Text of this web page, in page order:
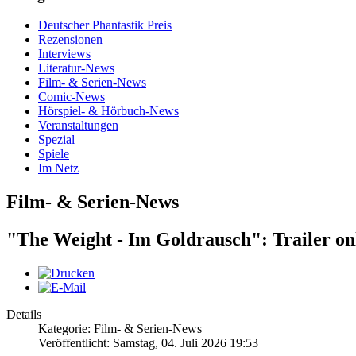
Deutscher Phantastik Preis
Rezensionen
Interviews
Literatur-News
Film- & Serien-News
Comic-News
Hörspiel- & Hörbuch-News
Veranstaltungen
Spezial
Spiele
Im Netz
Film- & Serien-News
"The Weight - Im Goldrausch": Trailer
Details
Kategorie: Film- & Serien-News
Veröffentlicht: Samstag, 04. Juli 2026 19:53